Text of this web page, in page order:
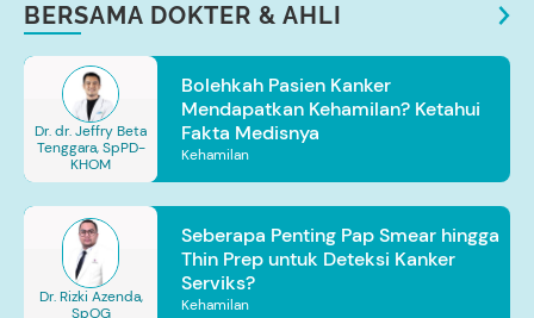
BERSAMA DOKTER & AHLI
Dr. dr. Jeffry Beta
Tenggara, SpPD-
KHOM
Bolehkah Pasien Kanker
Mendapatkan Kehamilan? Ketahui
Fakta Medisnya
Kehamilan
Dr. Rizki Azenda,
SpOG
Seberapa Penting Pap Smear hingga
Thin Prep untuk Deteksi Kanker
Serviks?
Kehamilan